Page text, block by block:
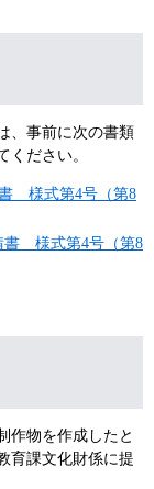
、事前に次の書類
ください。
様式第4号（第8
書 様式第4号（第8
作物を作成したと
育課文化財係に提